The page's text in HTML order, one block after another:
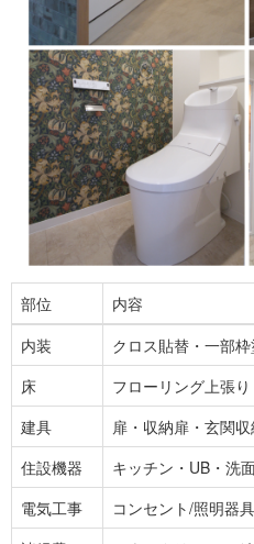
部位 内容
内装
クロス貼替・一部
床
フローリング上張り
建具
扉・収納扉・玄関収
住設機器
キッチン・UB・洗
電気工事
コンセント/照明器